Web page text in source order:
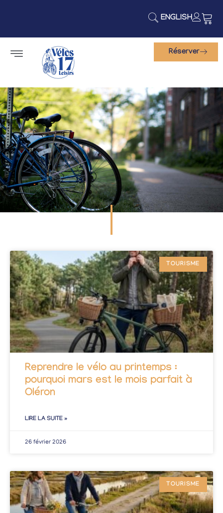
ENGLISH
Réserver
TOURISME
Reprendre le vélo au printemps :
pourquoi mars est le mois parfait à
Oléron
LIRE LA SUITE »
26 février 2026
TOURISME